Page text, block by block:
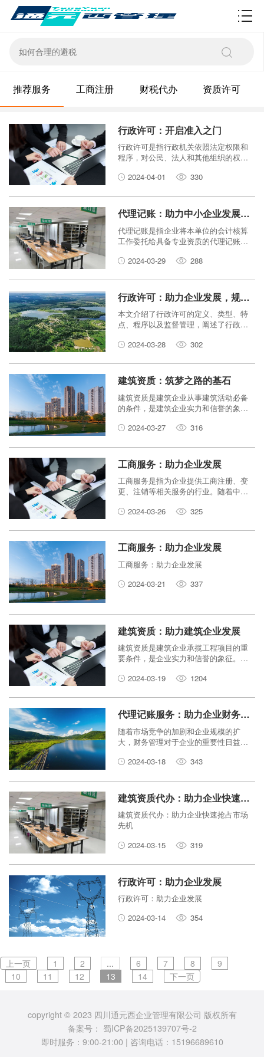
资质许可
推荐服务 工商注册 财税代办 资质许可
行政许可：开启准入之门
行政许可是指行政机关依照法定权限和
程序，对公民、法人和其他组织的权利
是政府管理经济社会活动的重要手段，
2024-04-01 330
代理记账：助力中小企业发展，规范财务管理
代理记账是指企业将本单位的会计核算
工作委托给具备专业资质的代理记账机
帮助中小企业节省成本、提高效率、规
务内容、优势和选择标准，帮助中小企
业选择合适的代理记账机构。
2024-03-29 288
行政许可：助力企业发展，规范市场秩序
本文介绍了行政许可的定义、类型、特
点、程序以及监督管理，阐述了行政许
的双重作用。
2024-03-28 302
建筑资质：筑梦之路的基石
建筑资质是建筑企业从事建筑活动必备
的条件，是建筑企业实力和信誉的象
市场、承接建筑工程项目的重要途径。
2024-03-27 316
工商服务：助力企业发展
工商服务是指为企业提供工商注册、变
更、注销等相关服务的行业。随着中国
注册成立，工商服务行业也因此迎来了
2024-03-26 325
工商服务：助力企业发展
工商服务：助力企业发展
2024-03-21
337
建筑资质：助力建筑企业发展
建筑资质是建筑企业承揽工程项目的重
要条件，是企业实力和信誉的象征。近
筑资质的价值也越来越凸显。
2024-03-19 1204
代理记账服务：助力企业财务管理的有效解决方案
随着市场竞争的加剧和企业规模的扩
大，财务管理对于企业的重要性日益凸
缺乏专业的财务团队或者时间精力，使
种情况下，代理记账服务成为了解决财
务管理难题的有效途径。本文将探讨代
理记账服务的意义和优势，以及其为企
业带来的好处。
2024-03-18 343
建筑资质代办：助力企业快速抢占市场先机
建筑资质代办：助力企业快速抢占市场
先机
2024-03-15
319
行政许可：助力企业发展
行政许可：助力企业发展
2024-03-14
354
上一页 1 2 ... 6 7 8
9
10
11 12 13 14 下一页
copyright © 2023 四川通元西企业管理有限公司 版权所有
备案号： 蜀ICP备2025139707号-2
即时服务：9:00-21:00 | 咨询电话：15196689610